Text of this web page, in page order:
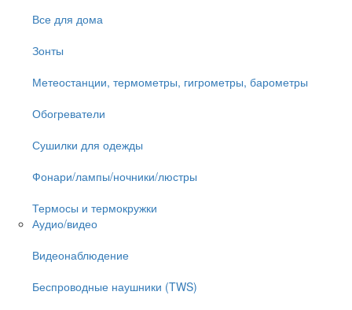
Все для дома
Зонты
Метеостанции, термометры, гигрометры, барометры
Обогреватели
Сушилки для одежды
Фонари/лампы/ночники/люстры
Термосы и термокружки
Аудио/видео
Видеонаблюдение
Беспроводные наушники (TWS)